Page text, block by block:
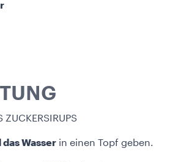
ZUCKERSIRUPS
das Wasser in einen Topf geben.